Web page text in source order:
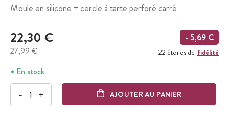
Moule en silicone + cercle à tarte perforé carré
22,30 €
27,99 €
- 5,69 €
+ 22 étoiles de fidélité
En stock
- + AJOUTER AU PANIER